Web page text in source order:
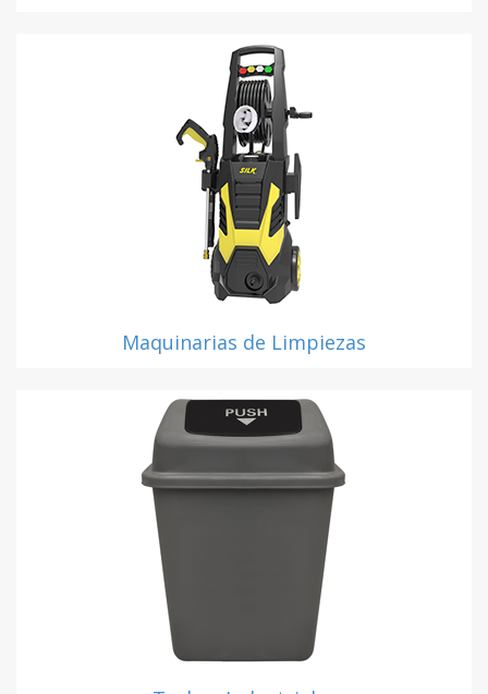
Maquinarias de Limpiezas